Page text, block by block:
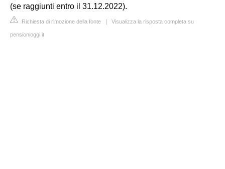
(se raggiunti entro il 31.12.2022).
Richiesta di rimozione della fonte | Visualizza la risposta completa su
pensionioggi.it